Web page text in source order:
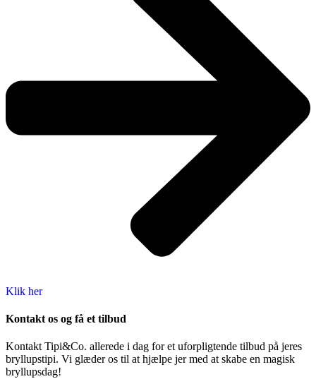
Klik her
Kontakt os og få et tilbud
Kontakt Tipi&Co. allerede i dag for et uforpligtende tilbud på jeres
bryllupstipi. Vi glæder os til at hjælpe jer med at skabe en magisk
bryllupsdag!